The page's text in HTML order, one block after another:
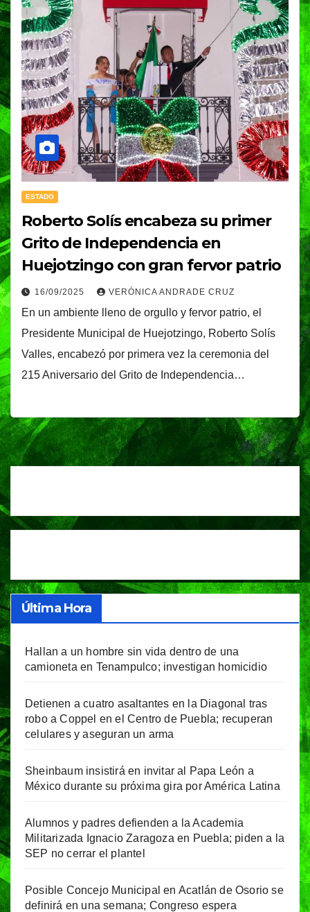
ESTADO
Roberto Solís encabeza su primer
Grito de Independencia en
Huejotzingo con gran fervor patrio
16/09/2025 VERÓNICA ANDRADE CRUZ
En un ambiente lleno de orgullo y fervor patrio, el
Presidente Municipal de Huejotzingo, Roberto Solís
Valles, encabezó por primera vez la ceremonia del
215 Aniversario del Grito de Independencia…
Última Hora
Hallan a un hombre sin vida dentro de una
camioneta en Tenampulco; investigan homicidio
Detienen a cuatro asaltantes en la Diagonal tras
robo a Coppel en el Centro de Puebla; recuperan
celulares y aseguran un arma
Sheinbaum insistirá en invitar al Papa León a
México durante su próxima gira por América Latina
Alumnos y padres defienden a la Academia
Militarizada Ignacio Zaragoza en Puebla; piden a la
SEP no cerrar el plantel
Posible Concejo Municipal en Acatlán de Osorio se
definirá en una semana; Congreso espera